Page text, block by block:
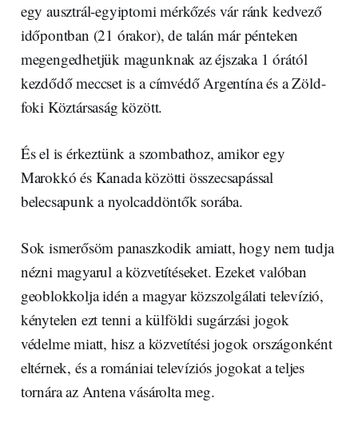
egy ausztrál-egyiptomi mérkőzés vár ránk kedvező
időpontban (21 órakor), de talán már pénteken
megengedhetjük magunknak az éjszaka 1 órától
kezdődő meccset is a címvédő Argentína és a Zöld-
foki Köztársaság között.
És el is érkeztünk a szombathoz, amikor egy
Marokkó és Kanada közötti összecsapással
belecsapunk a nyolcaddöntők sorába.
Sok ismerősöm panaszkodik amiatt, hogy nem tudja
nézni magyarul a közvetítéseket. Ezeket valóban
geoblokkolja idén a magyar közszolgálati televízió,
kénytelen ezt tenni a külföldi sugárzási jogok
védelme miatt, hisz a közvetítési jogok országonként
eltérnek, és a romániai televíziós jogokat a teljes
tornára az Antena vásárolta meg.